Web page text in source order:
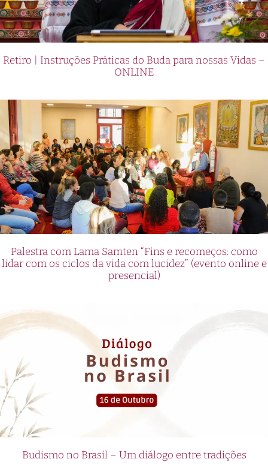
Retiro | Instruções Práticas do Buda para nossas Vidas –
ONLINE
Palestra com Lama Samten “Fins e recomeços: como
lidar com os ciclos da vida com lucidez” (evento online e
presencial)
Budismo no Brasil – Um diálogo entre tradições